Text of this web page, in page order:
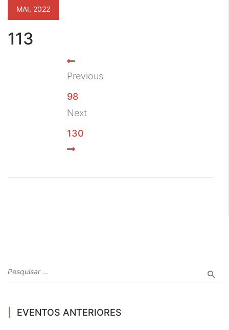
113
MAI, 2022
Previous
98
Next
130
EVENTOS ANTERIORES